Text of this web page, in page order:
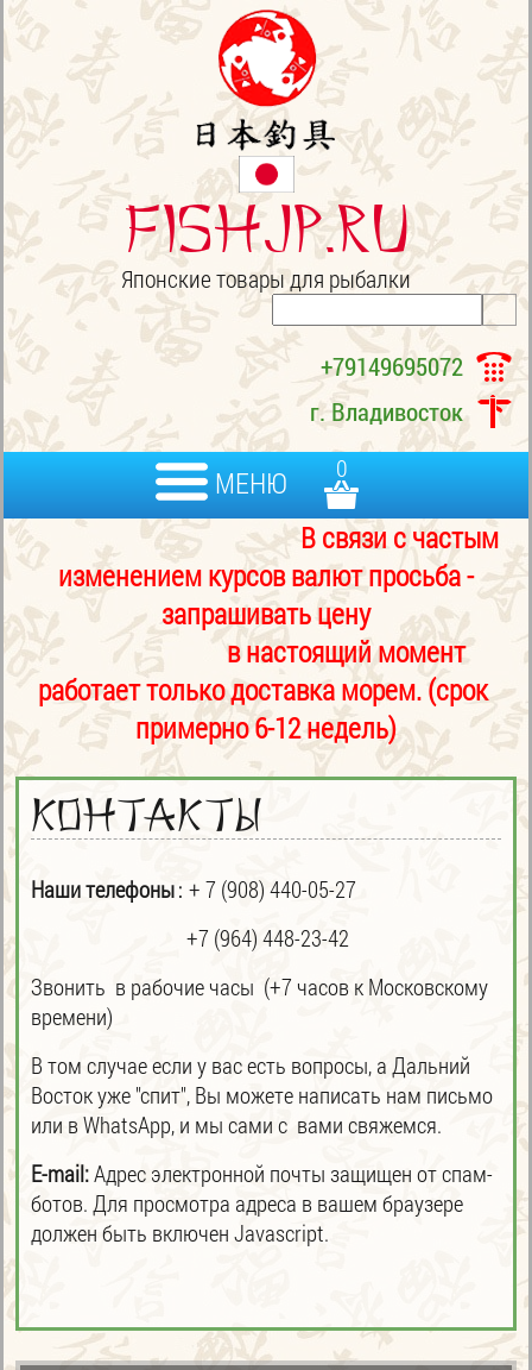
FISHJP.ru
Японские товары для рыбалки
+79149695072
г. Владивосток
МЕНЮ 0
В связи с частым
изменением курсов валют просьба -
запрашивать цену
в настоящий момент
работает только доставка морем. (срок
примерно 6-12 недель)
Контакты
Наши телефоны: + 7 (908) 440-05-27
+7 (964) 448-23-42
Звонить в рабочие часы (+7 часов к Московскому
времени)
В том случае если у вас есть вопросы, а Дальний
Восток уже "спит", Вы можете написать нам письмо
или в WhatsApp, и мы сами с вами свяжемся.
E-mail:Адрес электронной почты защищен от спам-
ботов. Для просмотра адреса в вашем браузере
должен быть включен Javascript.